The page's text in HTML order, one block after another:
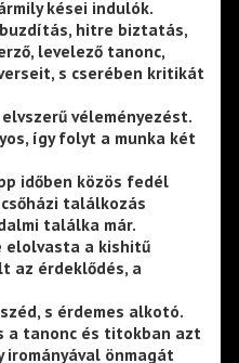
kései indulók.
hitre biztatás,
levelező tanonc,
s cserében kritikát
véleményezést.
így folyt a munka két
időben közös fedél
találkozás
találka már.
elolvasta a kishitű
az érdeklődés, a
s érdemes alkotó.
a tanonc és titokban azt
irományával önmagát